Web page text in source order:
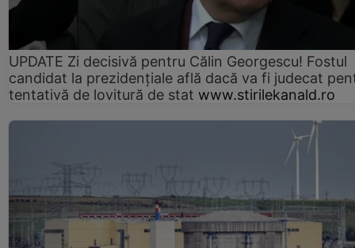
UPDATE Zi decisivă pentru Călin Georgescu! Fostul
candidat la prezidențiale află dacă va fi judecat
tentativă de lovitură de stat www.stirilekanald.ro